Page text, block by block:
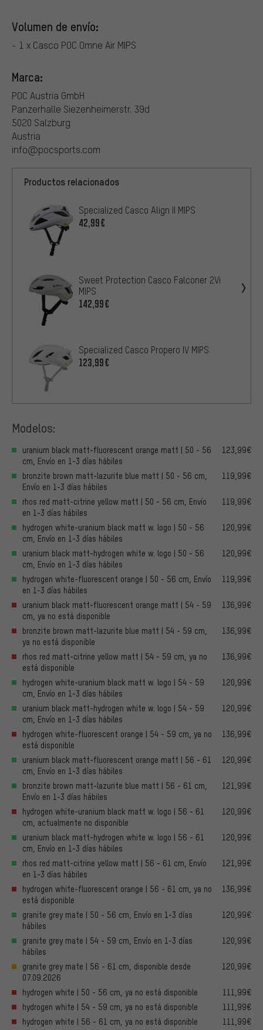
Volumen de envío:
- 1 x Casco POC Omne Air MIPS
Marca:
POC Austria GmbH
Panzerhalle Siezenheimerstr. 39d
5020 Salzburg
Austria
info@pocsports.com
Productos relacionados
Specialized Casco Align II MIPS
42,99€
Sweet Protection Casco Falconer 2Vi
MIPS
142,99€
Specialized Casco Propero IV MIPS
123,99€
Modelos:
uranium black matt-fluorescent orange matt | 50 - 56
cm, Envío en 1-3 días hábiles
123,99€
bronzite brown matt-lazurite blue matt | 50 - 56 cm,
Envío en 1-3 días hábiles
119,99€
rhos red matt-citrine yellow matt | 50 - 56 cm, Envío
en 1-3 días hábiles
119,99€
hydrogen white-uranium black matt w. logo | 50 - 56
cm, Envío en 1-3 días hábiles
120,99€
uranium black matt-hydrogen white w. logo | 50 - 56
cm, Envío en 1-3 días hábiles
120,99€
hydrogen white-fluorescent orange | 50 - 56 cm, Envío
en 1-3 días hábiles
119,99€
uranium black matt-fluorescent orange matt | 54 - 59
cm, ya no está disponible
136,99€
bronzite brown matt-lazurite blue matt | 54 - 59 cm,
ya no está disponible
136,99€
rhos red matt-citrine yellow matt | 54 - 59 cm, ya no
está disponible
136,99€
hydrogen white-uranium black matt w. logo | 54 - 59
cm, Envío en 1-3 días hábiles
120,99€
uranium black matt-hydrogen white w. logo | 54 - 59
cm, Envío en 1-3 días hábiles
120,99€
hydrogen white-fluorescent orange | 54 - 59 cm, ya no
está disponible
136,99€
uranium black matt-fluorescent orange matt | 56 - 61
cm, Envío en 1-3 días hábiles
120,99€
bronzite brown matt-lazurite blue matt | 56 - 61 cm,
Envío en 1-3 días hábiles
121,99€
hydrogen white-uranium black matt w. logo | 56 - 61
cm, actualmente no disponible
120,99€
uranium black matt-hydrogen white w. logo | 56 - 61
cm, Envío en 1-3 días hábiles
120,99€
rhos red matt-citrine yellow matt | 56 - 61 cm, Envío
en 1-3 días hábiles
121,99€
hydrogen white-fluorescent orange | 56 - 61 cm, ya no
está disponible
136,99€
granite grey mate | 50 - 56 cm, Envío en 1-3 días
hábiles
120,99€
granite grey mate | 54 - 59 cm, Envío en 1-3 días
hábiles
120,99€
granite grey mate | 56 - 61 cm, disponible desde
07.09.2026
120,99€
hydrogen white | 50 - 56 cm, ya no está disponible
111,99€
hydrogen white | 54 - 59 cm, ya no está disponible
111,99€
hydrogen white | 56 - 61 cm, ya no está disponible
111,99€